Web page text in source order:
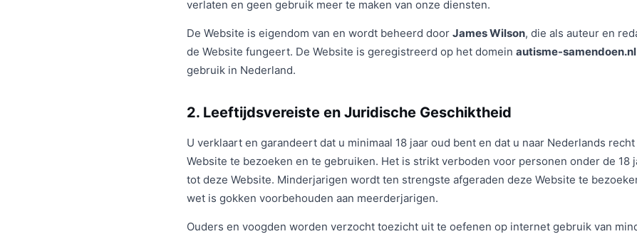
verlaten en geen gebruik meer te maken van onze diensten.
De Website is eigendom van en wordt beheerd door James Wilson, die als auteur en
de Website fungeert. De Website is geregistreerd op het domein autisme-samendoen.nl
gebruik in Nederland.
2. Leeftijdsvereiste en Juridische Geschiktheid
U verklaart en garandeert dat u minimaal 18 jaar oud bent en dat u naar Nederlands
Website te bezoeken en te gebruiken. Het is strikt verboden voor personen onder de 18
tot deze Website. Minderjarigen wordt ten strengste afgeraden deze Website te
wet is gokken voorbehouden aan meerderjarigen.
Ouders en voogden worden verzocht toezicht uit te oefenen op internet gebruik van